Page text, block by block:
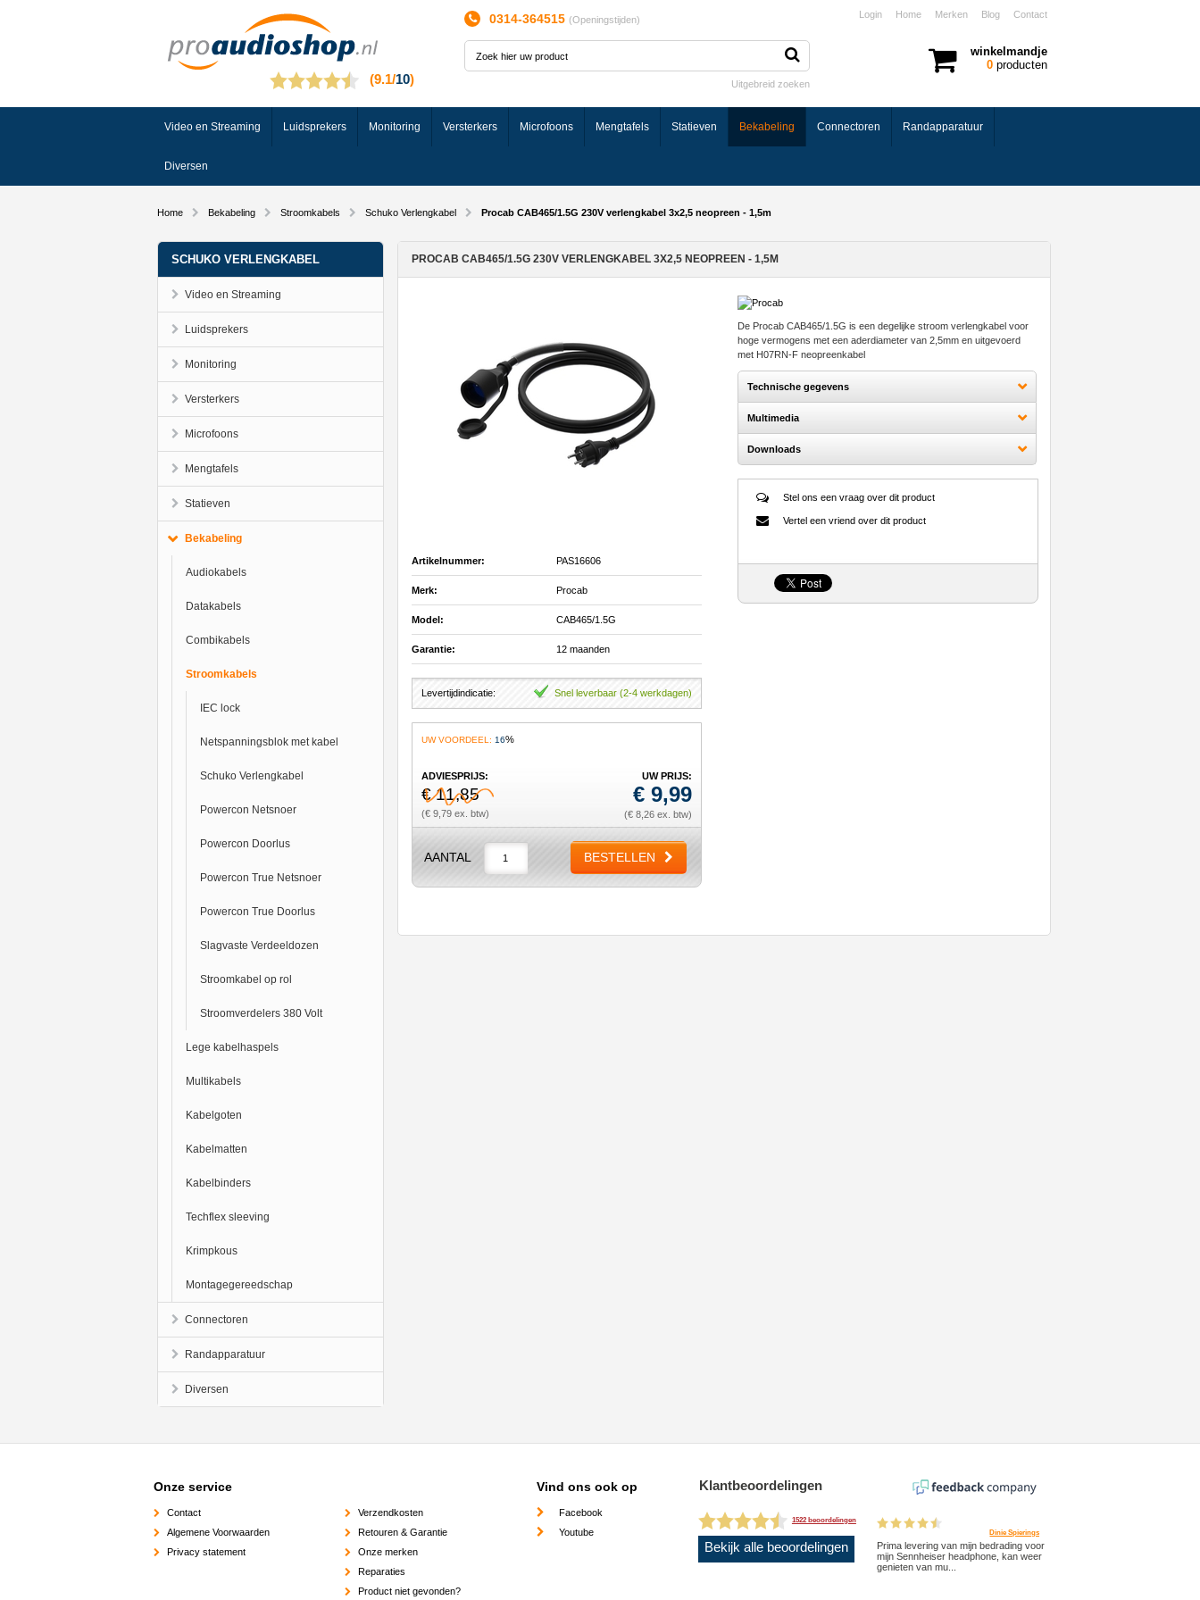
Login Home Merken Blog Contact
winkelmandje
0producten
0314-364515 (Openingstijden)
Uitgebreid zoeken
Video en Streaming Luidsprekers Monitoring Versterkers Microfoons Mengtafels Statieven Bekabeling Connectoren Randapparatuur
Diversen
Home Bekabeling Stroomkabels Schuko Verlengkabel Procab CAB465/1.5G 230V verlengkabel 3x2,5 neopreen - 1,5m
SCHUKO VERLENGKABEL
Video en Streaming
Luidsprekers
Monitoring
Versterkers
Microfoons
Mengtafels
Statieven
Bekabeling
Audiokabels
Datakabels
Combikabels
Stroomkabels
IEC lock
Netspanningsblok met kabel
Schuko Verlengkabel
Powercon Netsnoer
Powercon Doorlus
Powercon True Netsnoer
Powercon True Doorlus
Slagvaste Verdeeldozen
Stroomkabel op rol
Stroomverdelers 380 Volt
Lege kabelhaspels
Multikabels
Kabelgoten
Kabelmatten
Kabelbinders
Techflex sleeving
Krimpkous
Montagegereedschap
Connectoren
Randapparatuur
Diversen
PROCAB CAB465/1.5G 230V VERLENGKABEL 3X2,5 NEOPREEN - 1,5M
Artikelnummer: PAS16606
Merk: Procab
Model: CAB465/1.5G
Garantie: 12 maanden
Levertijdindicatie: Snel leverbaar (2-4 werkdagen)
UW VOORDEEL: 16%
ADVIESPRIJS:
€ 11,85
(€ 9,79 ex. btw)
UW PRIJS:
€ 9,99
(€ 8,26 ex. btw)
AANTAL BESTELLEN
De Procab CAB465/1.5G is een degelijke stroom verlengkabel voor
hoge vermogens met een aderdiameter van 2,5mm en uitgevoerd
met H07RN-F neopreenkabel
Technische gegevens
Multimedia
Downloads
Vertel een vriend over dit product
Stel ons een vraag over dit product
Onze service
Contact
Algemene Voorwaarden
Privacy statement
Verzendkosten
Retouren & Garantie
Onze merken
Reparaties
Product niet gevonden?
Vind ons ook op
Facebook
Youtube
Klantbeoordelingen
1522 beoordelingen
Bekijk alle beoordelingen
Dinie Spierings
Prima levering van mijn bedrading voor
mijn Sennheiser headphone, kan weer
genieten van mu...